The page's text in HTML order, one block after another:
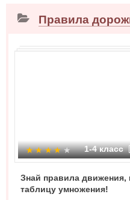
Правила
1-4 класс
Знай правила движения,
таблицу умножения!